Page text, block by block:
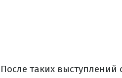
После таких